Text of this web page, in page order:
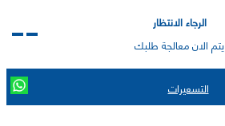
الرجاء الانتظار
يتم الان معالجة طلبك
التسعيرات